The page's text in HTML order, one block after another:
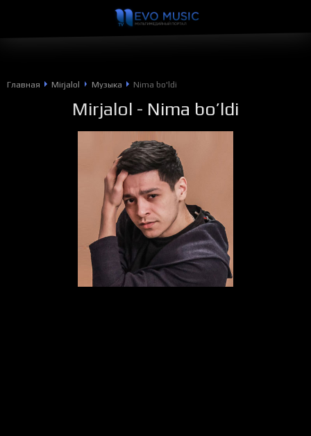
Главная Mirjalol Музыка Nima bo'ldi
Mirjalol - Nima bo’ldi